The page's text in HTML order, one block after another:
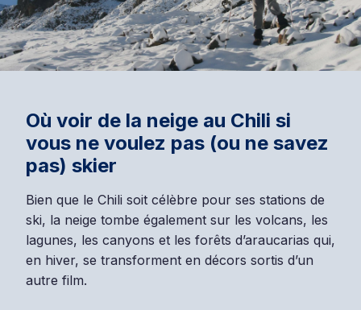
Où voir de la neige au Chili si
vous ne voulez pas (ou ne savez
pas) skier
Bien que le Chili soit célèbre pour ses stations de
ski, la neige tombe également sur les volcans, les
lagunes, les canyons et les forêts d’araucarias qui,
en hiver, se transforment en décors sortis d’un
autre film.